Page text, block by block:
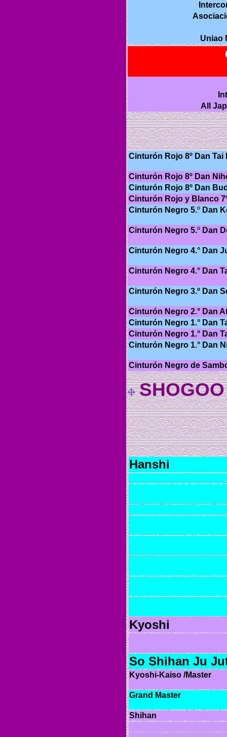
Uniao
All
Cinturón Rojo 8º Dan Tai
Cinturón Rojo 8º Dan
Cinturón Rojo 8º Dan
Cinturón Rojo y Blanco
Cinturón Negro 5.º Dan
Cinturón Negro 5.º Dan
Cinturón Negro 4.° Dan
Cinturón Negro 4.° Dan
Cinturón Negro 3.º Dan
Cinturón Negro 2.° Dan
Cinturón Negro 1.° Dan
Cinturón Negro 1.° Dan
Cinturón Negro 1.° Dan
Cinturón Negro de
Hanshi
Kyoshi
So Shihan Ju
Kyoshi-Kaiso /Master
Grand Master
Shihan